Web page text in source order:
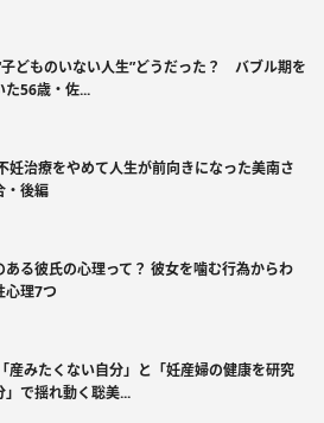
子どものいない人生”どうだった？ バブル期を
た56歳・佐...
妊治療をやめて人生が前向きになった美南さ
・後編
ある彼氏の心理って？ 彼女を噛む行為からわ
心理7つ
産みたくない自分」と「妊産婦の健康を研究
」で揺れ動く聡美...